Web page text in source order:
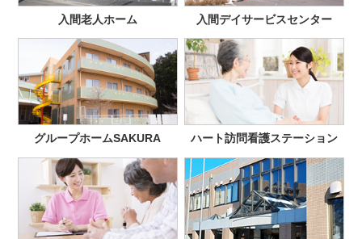
入間老人ホーム 入間デイサービスセンター
グループホームSAKURA ハート訪問看護ステーション